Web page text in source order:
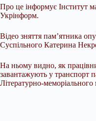
Про це інформує Інститут
Укрінформ.
Відео зняття пам’ятника
Суспільного Катерина
На ньому видно, як
завантажують у транспорт
Літературно-